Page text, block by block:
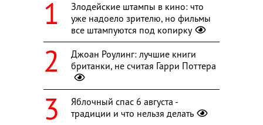
Злодейские штампы в кино: что
уже надоело зрителю, но фильмы
все штампуются под копирку
Джоан Роулинг: лучшие книги
британки, не считая Гарри Поттера
Яблочный спас 6 августа -
традиции и что нельзя делать